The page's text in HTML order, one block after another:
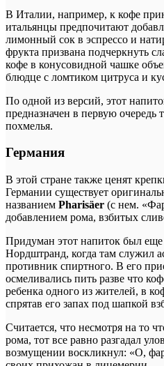
В Италии, например, к кофе
итальянцы предпочитают
лимонный сок в эспрессо и
фрукта призвана подчеркнуть
кофе в конусовидной чашке
блюдце с ломтиком цитруса и
По одной из версий, этот
предназначен в первую очередь
похмелья.
Германия
В этой стране также ценят
Германии существует
названием Pharisäer (с нем.
добавлением рома, взбитых
Придуман этот напиток был
Нордштранд, когда там служил
противник спиртного. В его
осмеливались пить разве что
ребенка одного из жителей, в
спрятав его запах под шапкой
Считается, что несмотря на то
рома, тот все равно разгадал
возмущении воскликнул: «О,